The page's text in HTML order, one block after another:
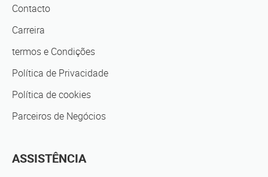
Contacto
Carreira
termos e Condições
Política de Privacidade
Política de cookies
Parceiros de Negócios
ASSISTÊNCIA